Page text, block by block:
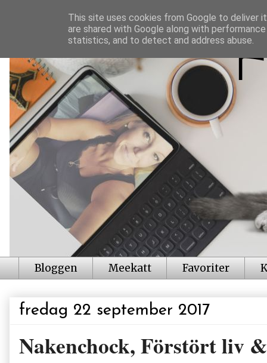
Bloggen Meekatt Favoriter
fredag 22 september 2017
Nakenchock, Förstört liv
This site uses cookies from Google to deliver
are shared with Google along with
statistics, and to detect and address abuse.